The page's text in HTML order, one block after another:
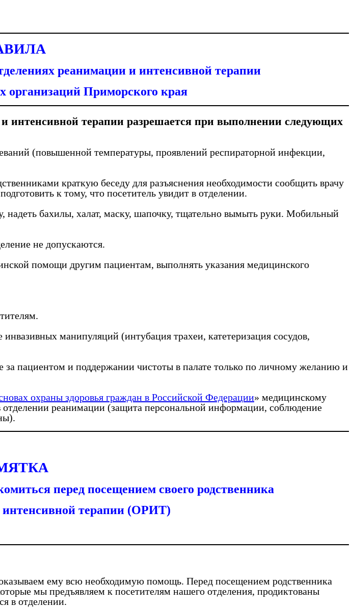
реанимации и интенсивной терапии
организаций Приморского края
интенсивной терапии разрешается при выполнении следующих
(повышенной температуры, проявлений респираторной инфекции,
краткую беседу для разъяснения необходимости сообщить врачу
к тому, что посетитель увидит в отделении.
бахилы, халат, маску, шапочку, тщательно вымыть руки. Мобильный
не допускаются.
помощи другим пациентам, выполнять указания медицинского
манипуляций (интубация трахеи, катетеризация сосудов,
пациентом и поддержании чистоты в палате только по личному желанию и
охраны здоровья граждан в Российской Федерации» медицинскому
отделении реанимации (защита персональной информации, соблюдение
перед посещением своего родственника
интенсивной терапии (ОРИТ)
ему всю необходимую помощь. Перед посещением родственника
мы предъявляем к посетителям нашего отделения, продиктованы
в отделении.